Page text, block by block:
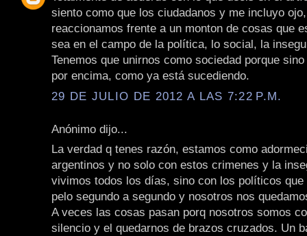
siento como que los ciudadanos y me incluyo
reaccionamos frente a un monton de cosas que
sea en el campo de la política, lo social, la
Tenemos que unirnos como sociedad porque
por encima, como ya está sucediendo.
29 DE JULIO DE 2012 A LAS 7:22 P.M.
Anónimo dijo...
La verdad q tenes razón, estamos como
argentinos y no solo con estos crimenes y la
vivimos todos los días, sino con los políticos que
pelo segundo a segundo y nosotros nos
A veces las cosas pasan porq nosotros somos
silencio y el quedarnos de brazos cruzados. Un